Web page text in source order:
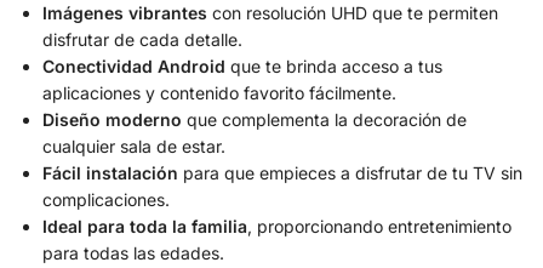
Imágenes vibrantes con resolución UHD que te permiten
disfrutar de cada detalle.
Conectividad Android que te brinda acceso a tus
aplicaciones y contenido favorito fácilmente.
Diseño moderno que complementa la decoración de
cualquier sala de estar.
Fácil instalación para que empieces a disfrutar de tu TV sin
complicaciones.
Ideal para toda la familia, proporcionando entretenimiento
para todas las edades.